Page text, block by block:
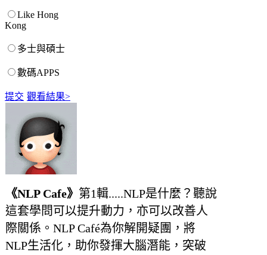
Like Hong
Kong
多士與碩士
數碼APPS
提交 觀看結果>
《NLP Cafe》 第1輯.....NLP是什麼？聽說
這套學問可以提升動力，亦可以改善人
際關係。NLP Café為你解開疑團，將
NLP生活化，助你發揮大腦潛能，突破